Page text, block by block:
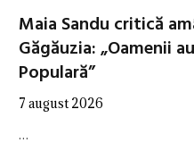
Maia Sandu critică
Găgăuzia: „Oamenii
Populară”
7 august 2026
…